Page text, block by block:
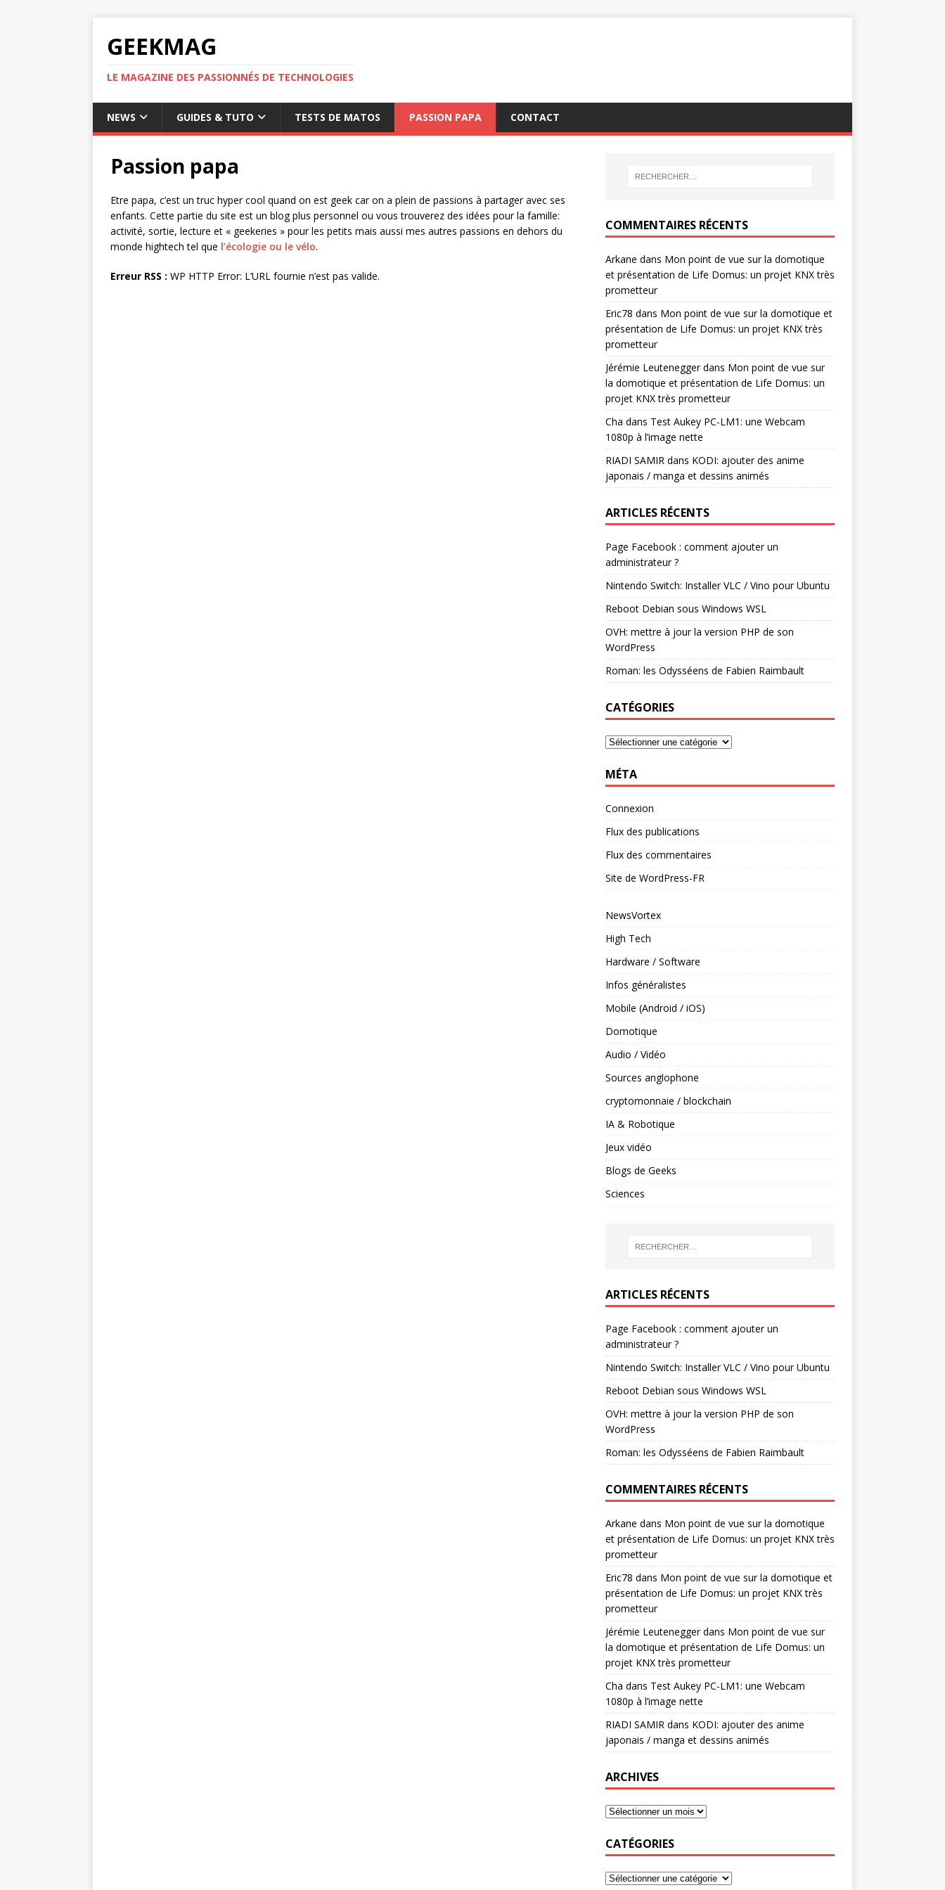
GEEKMAG
LE MAGAZINE DES PASSIONNÉS DE TECHNOLOGIES
NEWS GUIDES & TUTO TESTS DE MATOS PASSION PAPA CONTACT
Passion papa
Etre papa, c’est un truc hyper cool quand on est geek car on a plein de passions à partager avec ses
enfants. Cette partie du site est un blog plus personnel ou vous trouverez des idées pour la famille:
activité, sortie, lecture et « geekeries » pour les petits mais aussi mes autres passions en dehors du
monde hightech tel que l’écologie ou le vélo.
Erreur RSS : WP HTTP Error: L’URL fournie n’est pas valide.
COMMENTAIRES RÉCENTS
Arkane dans Mon point de vue sur la domotique
et présentation de Life Domus: un projet KNX très
prometteur
Eric78 dans Mon point de vue sur la domotique et
présentation de Life Domus: un projet KNX très
prometteur
Jérémie Leuteneggerdans Mon point de vue sur
la domotique et présentation de Life Domus: un
projet KNX très prometteur
Cha dans Test Aukey PC-LM1: une Webcam
1080p à l’image nette
RIADI SAMIR dans KODI: ajouter des anime
japonais / manga et dessins animés
ARTICLES RÉCENTS
Page Facebook : comment ajouter un
administrateur ?
Nintendo Switch: Installer VLC / Vino pour Ubuntu
Reboot Debian sous Windows WSL
OVH: mettre à jour la version PHP de son
WordPress
Roman: les Odysséens de Fabien Raimbault
CATÉGORIES
MÉTA
Connexion
Flux des publications
Flux des commentaires
Site de WordPress-FR
NewsVortex
High Tech
Hardware / Software
Infos généralistes
Mobile (Android / iOS)
Domotique
Audio / Vidéo
Sources anglophone
cryptomonnaie / blockchain
IA & Robotique
Jeux vidéo
Blogs de Geeks
Sciences
ARTICLES RÉCENTS
Page Facebook : comment ajouter un
administrateur ?
Nintendo Switch: Installer VLC / Vino pour Ubuntu
Reboot Debian sous Windows WSL
OVH: mettre à jour la version PHP de son
WordPress
Roman: les Odysséens de Fabien Raimbault
COMMENTAIRES RÉCENTS
Arkane dans Mon point de vue sur la domotique
et présentation de Life Domus: un projet KNX très
prometteur
Eric78 dans Mon point de vue sur la domotique et
présentation de Life Domus: un projet KNX très
prometteur
Jérémie Leuteneggerdans Mon point de vue sur
la domotique et présentation de Life Domus: un
projet KNX très prometteur
Cha dans Test Aukey PC-LM1: une Webcam
1080p à l’image nette
RIADI SAMIRdans KODI: ajouter des anime
japonais / manga et dessins animés
ARCHIVES
CATÉGORIES